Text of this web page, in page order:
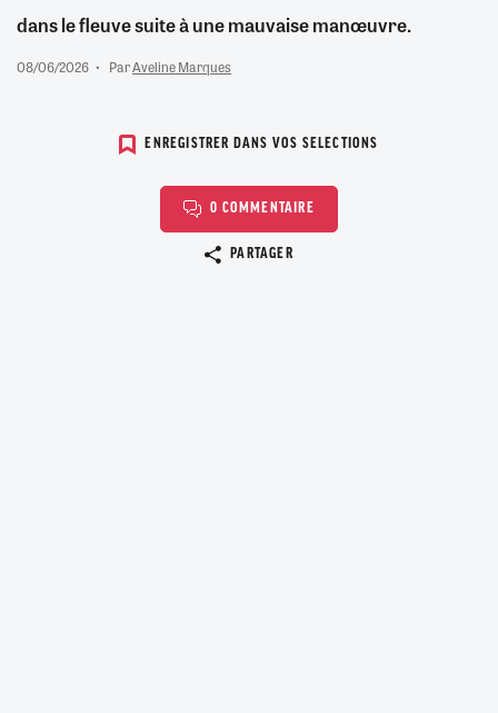
dans le fleuve suite à une mauvaise manœuvre.
08/06/2026 ParAveline Marques
ENREGISTRER DANS VOS SELECTIONS
0 COMMENTAIRE
PARTAGER